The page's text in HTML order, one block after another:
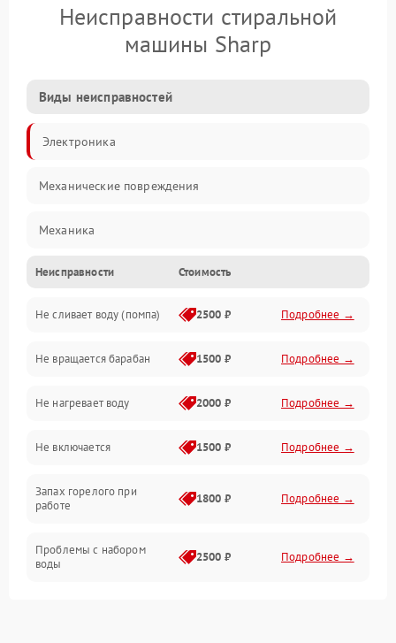
Неисправности стиральной
машины Sharp
Виды неисправностей
Электроника
Механические повреждения
Механика
Электропитание
Водоснабжение
Слив
Программное обеспечение
Неисправности Стоимость
Не сливает воду (помпа) 2500 ₽ Подробнее →
Не вращается барабан 1500 ₽ Подробнее →
Не нагревает воду 2000 ₽ Подробнее →
Не включается 1500 ₽ Подробнее →
Запах горелого при
работе
1800 ₽ Подробнее →
Проблемы с набором
воды
2500 ₽ Подробнее →